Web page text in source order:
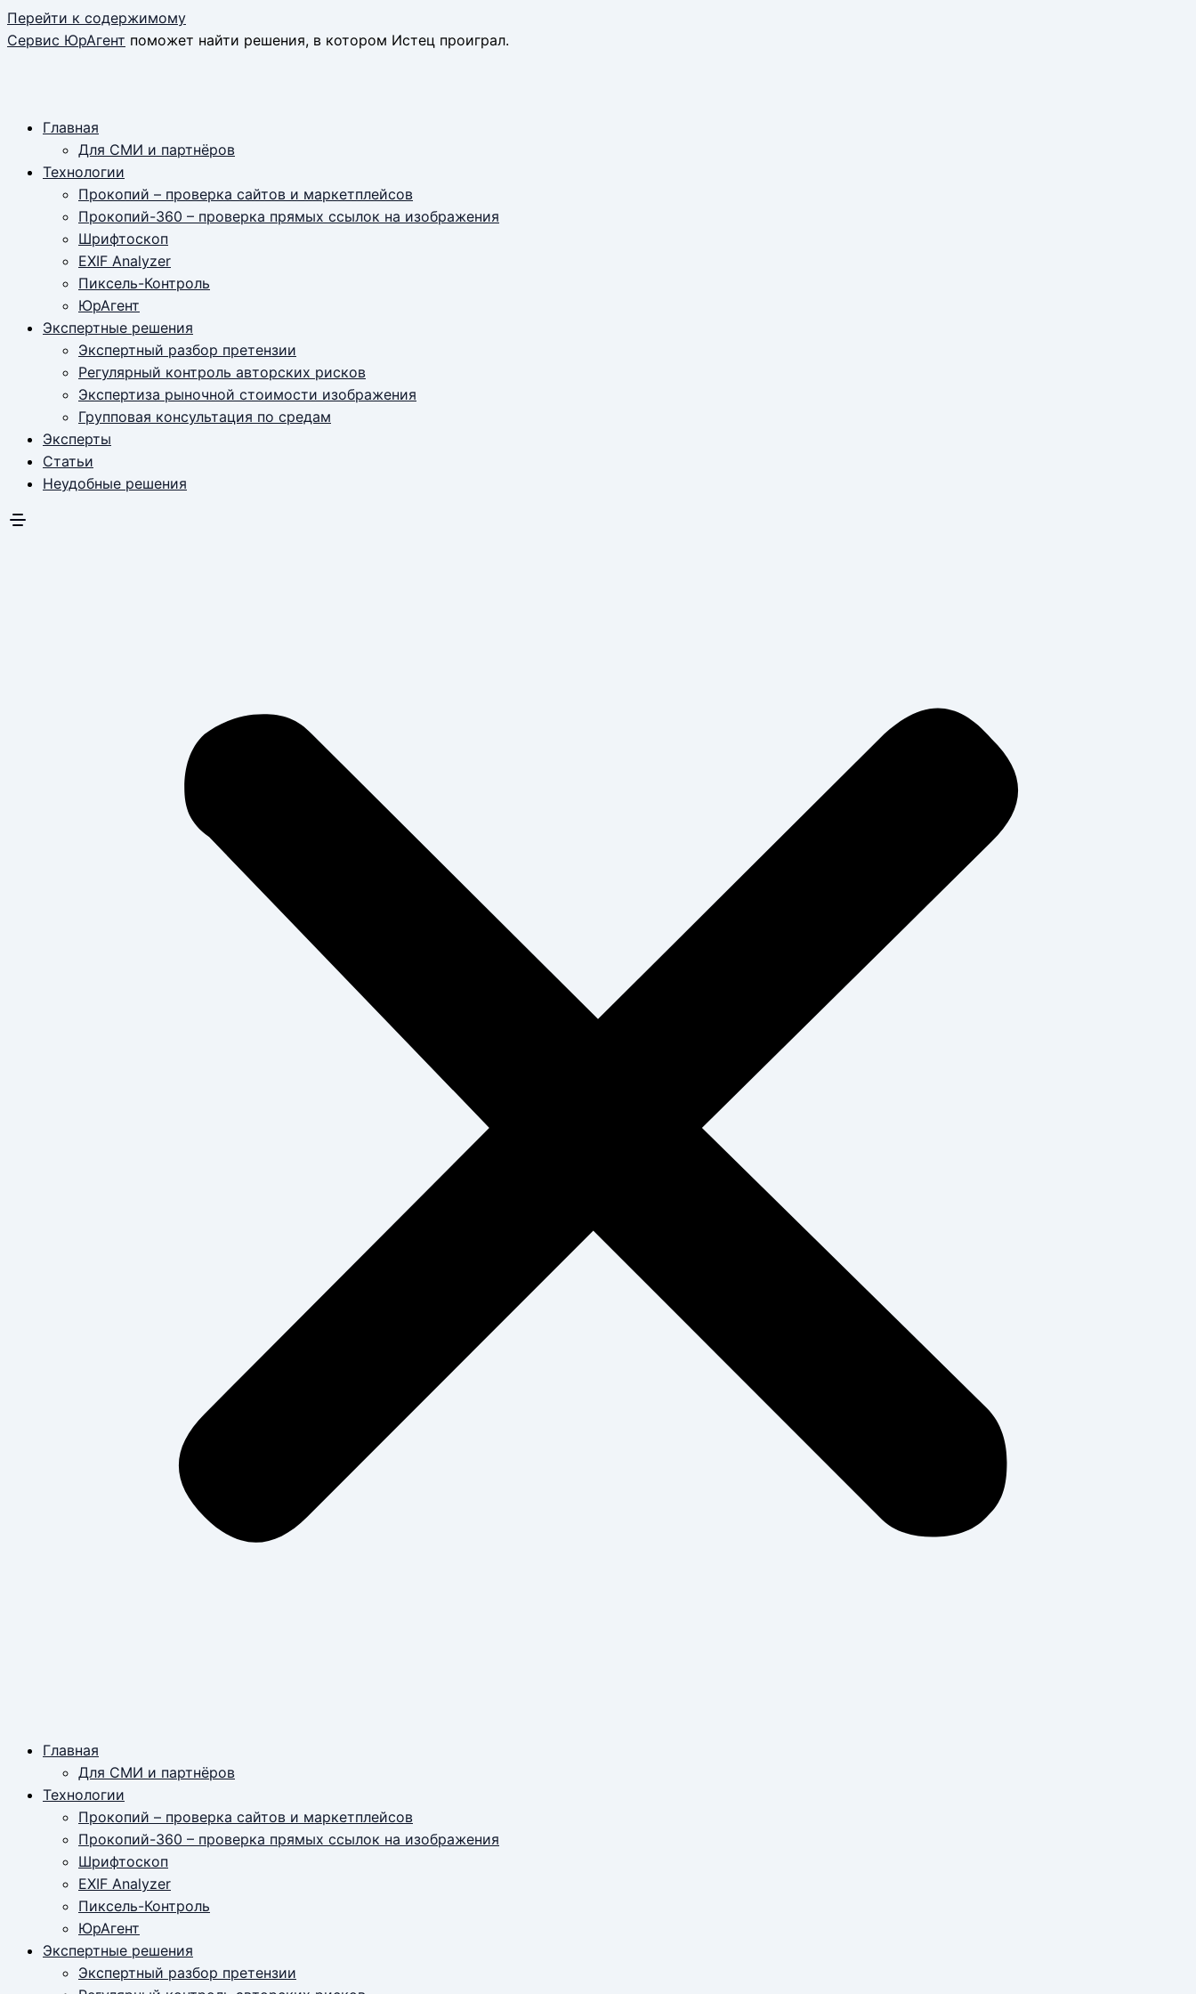
Перейти к содержимому
Сервис ЮрАгент поможет найти решения, в котором Истец проиграл.
Главная
Для СМИ и партнёров
Технологии
Прокопий – проверка сайтов и маркетплейсов
Прокопий-360 – проверка прямых ссылок на изображения
Шрифтоскоп
EXIF Analyzer
Пиксель-Контроль
ЮрАгент
Экспертные решения
Экспертный разбор претензии
Регулярный контроль авторских рисков
Экспертиза рыночной стоимости изображения
Групповая консультация по средам
Эксперты
Статьи
Неудобные решения
Главная
Для СМИ и партнёров
Технологии
Прокопий – проверка сайтов и маркетплейсов
Прокопий-360 – проверка прямых ссылок на изображения
Шрифтоскоп
EXIF Analyzer
Пиксель-Контроль
ЮрАгент
Экспертные решения
Экспертный разбор претензии